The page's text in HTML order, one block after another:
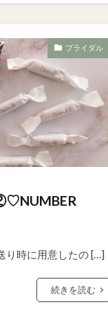
ブライダル
り時に用意したの […]
続きを読む